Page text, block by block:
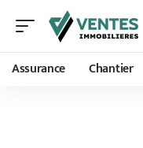
Assurance Chantier